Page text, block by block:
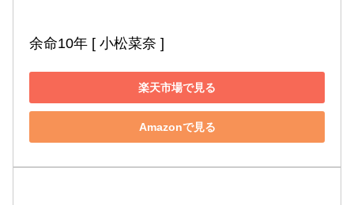
余命10年 [ 小松菜奈 ]
楽天市場で見る
Amazonで見る